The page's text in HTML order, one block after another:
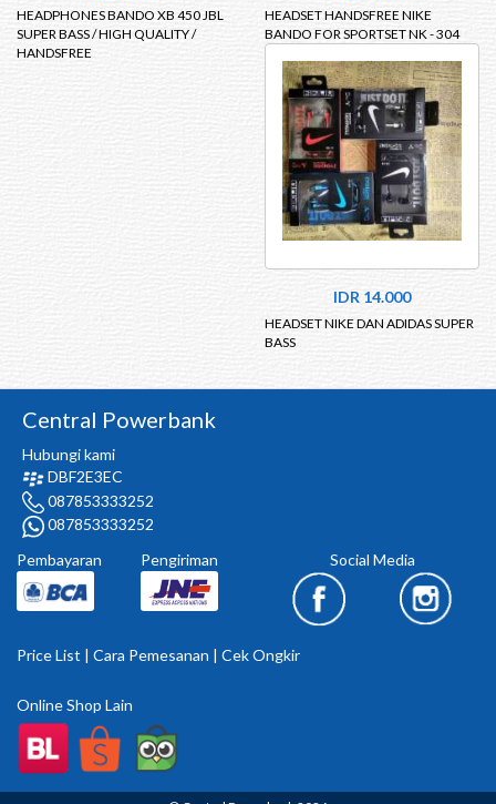
HEADPHONES BANDO XB 450 JBL
SUPER BASS / HIGH QUALITY /
HANDSFREE
HEADSET HANDSFREE NIKE
BANDO FOR SPORTSET NK - 304
IDR 14.000
HEADSET NIKE DAN ADIDAS SUPER
BASS
Central Powerbank
Hubungi kami
DBF2E3EC
087853333252
087853333252
Pembayaran
Pengiriman Social Media
Price List | Cara Pemesanan | Cek Ongkir
Online Shop Lain